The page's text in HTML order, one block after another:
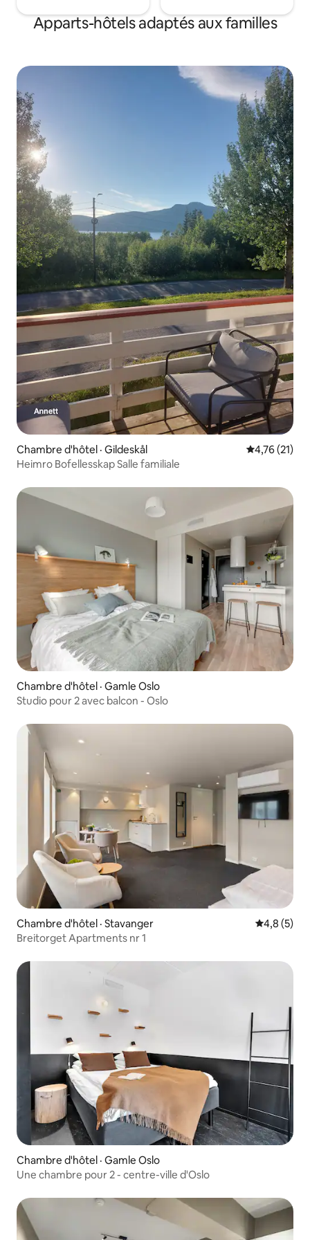
Apparts-hôtels adaptés aux familles
Chambre d'hôtel · Gildeskål Note
4,76 (21)
Heimro Bofellesskap Salle familiale
Chambre d'hôtel · Gamle Oslo
Studio pour 2 avec balcon - Oslo
Chambre d'hôtel · Stavanger Note
4,8 (5)
Breitorget Apartments nr 1
Chambre d'hôtel · Gamle Oslo
Une chambre pour 2 - centre-ville d'Oslo